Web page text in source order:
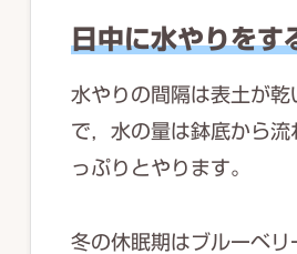
日中に水やりをす
水やりの間隔は表土が乾
で，水の量は鉢底から流
っぷりとやります。
冬の休眠期はブルーベリ